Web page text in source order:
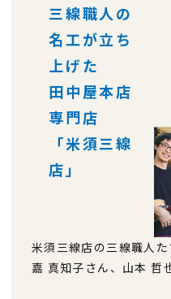
三線職人の
名工が立ち
上げた
田中屋本店
専門店
「米須三線
店」
米須三線店の三線職人
嘉 真知子さん、山本 哲